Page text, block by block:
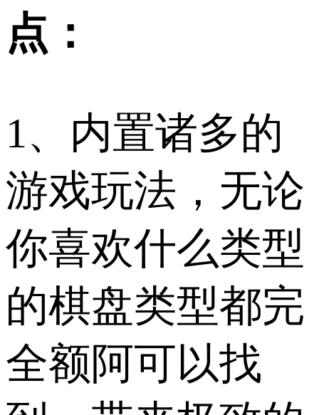
点：
1、内置诸多的
游戏玩法，无论
你喜欢什么类型
的棋盘类型都完
全额阿可以找